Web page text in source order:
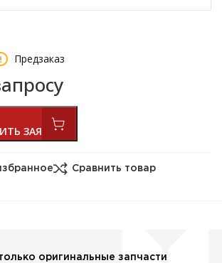
Предзаказ
Сравнить товар
оригинальные запчасти